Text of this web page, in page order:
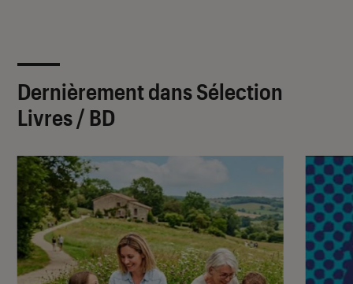
Dernièrement dans Sélection
Livres / BD